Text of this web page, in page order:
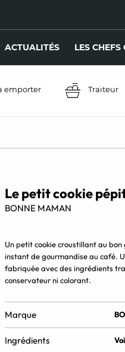
ACTUALITÉS LES CHEFS
emporter Traiteur
Le petit cookie
BONNE MAMAN
Un petit cookie croustillant au
instant de gourmandise au café.
fabriquée avec des ingrédients
conservateur ni colorant.
Marque
Ingrédients